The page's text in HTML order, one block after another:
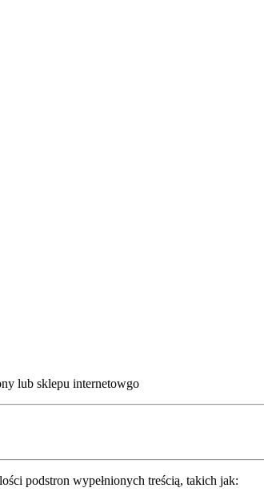
lub sklepu internetowgo
podstron wypełnionych treścią, takich jak: